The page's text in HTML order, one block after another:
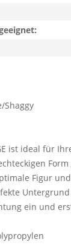
Shaggy
ist ideal für
Figur
ein und